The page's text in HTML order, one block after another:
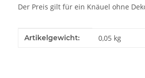
Der Preis gilt für ein Knäuel ohne
Produkteigenschaft
Wert
Artikelgewicht: 0,05 kg